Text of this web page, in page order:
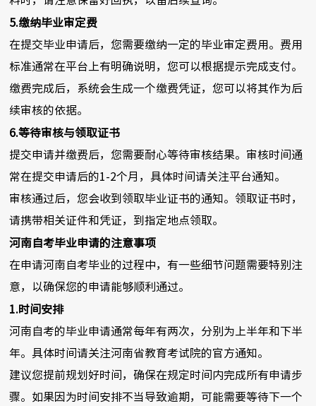
5.缴纳毕业审定费
在提交毕业申请后，您需要缴纳一定的毕业审定费用。费用
标准通常在平台上有明确说明，您可以根据提示完成支付。
缴费完成后，系统会生成一个缴费凭证，您可以将其作为后
续审核的依据。
6.等待审核与领取证书
提交申请并缴费后，您需要耐心等待审核结果。审核时间通
常在提交申请后的1-2个月，具体时间请关注平台通知。
审核通过后，您会收到领取毕业证书的通知。领取证书时，
请携带相关证件和凭证，到指定地点领取。
河南自考毕业申请的注意事项
在申请河南自考毕业的过程中，有一些细节问题需要特别注
意，以确保您的申请能够顺利通过。
1.时间安排
河南自考的毕业申请通常每年有两次，分别为上半年和下半
年。具体时间请关注河南省教育考试院的官方通知。
建议您提前规划好时间，确保在规定时间内完成所有申请步
骤。如果因为时间安排不当导致逾期，可能需要等待下一个